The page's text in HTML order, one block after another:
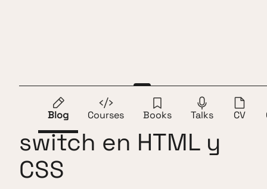
Skip to content
Blog
Courses Books Talks CV
Botón on/off o
switch en HTML y
CSS